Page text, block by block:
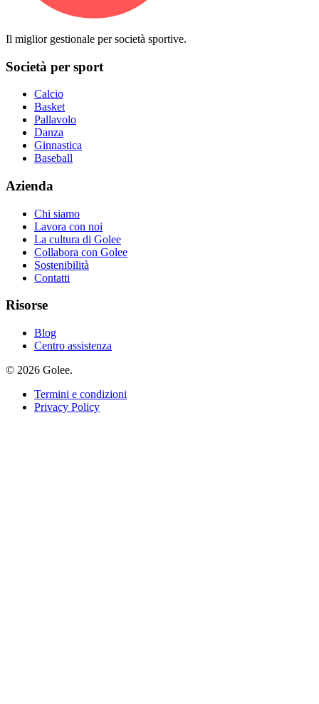
Il miglior gestionale per società sportive.
Società per sport
Calcio
Basket
Pallavolo
Danza
Ginnastica
Baseball
Azienda
Chi siamo
Lavora con noi
La cultura di Golee
Collabora con Golee
Sostenibilità
Contatti
Risorse
Blog
Centro assistenza
© 2026 Golee.
Termini e condizioni
Privacy Policy